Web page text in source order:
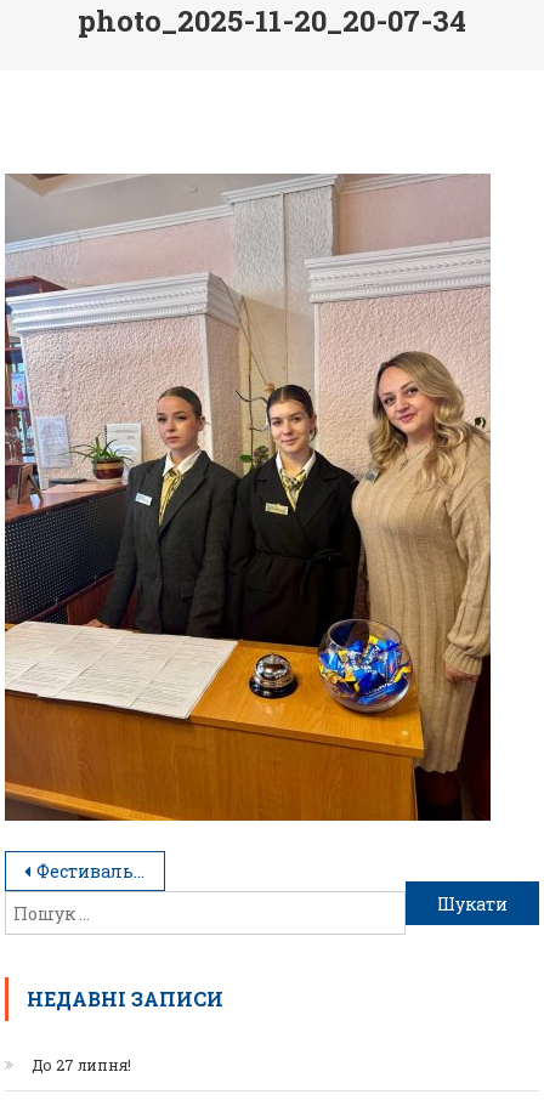
photo_2025-11-20_20-07-34
Фестиваль кар’єрних можливостей
НЕДАВНІ ЗАПИСИ
До 27 липня!